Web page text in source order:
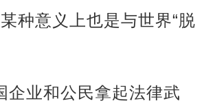
某种意义上也是与世界“脱
企业和公民拿起法律武